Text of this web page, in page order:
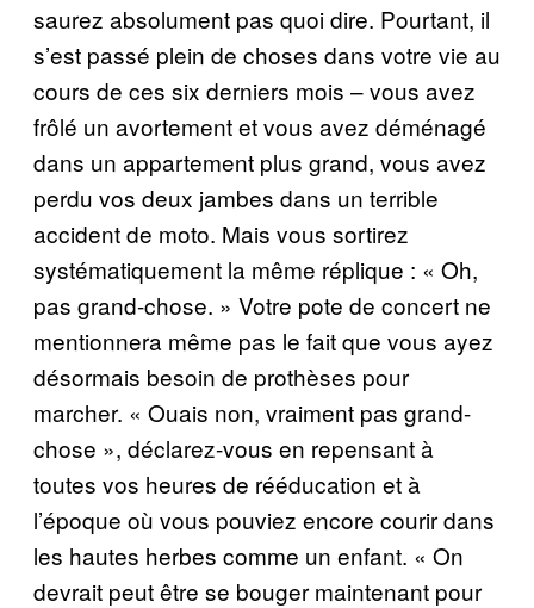
saurez absolument pas quoi dire. Pourtant, il
s’est passé plein de choses dans votre vie au
cours de ces six derniers mois – vous avez
frôlé un avortement et vous avez déménagé
dans un appartement plus grand, vous avez
perdu vos deux jambes dans un terrible
accident de moto. Mais vous sortirez
systématiquement la même réplique : « Oh,
pas grand-chose. » Votre pote de concert ne
mentionnera même pas le fait que vous ayez
désormais besoin de prothèses pour
marcher. « Ouais non, vraiment pas grand-
chose », déclarez-vous en repensant à
toutes vos heures de rééducation et à
l’époque où vous pouviez encore courir dans
les hautes herbes comme un enfant. « On
devrait peut être se bouger maintenant pour